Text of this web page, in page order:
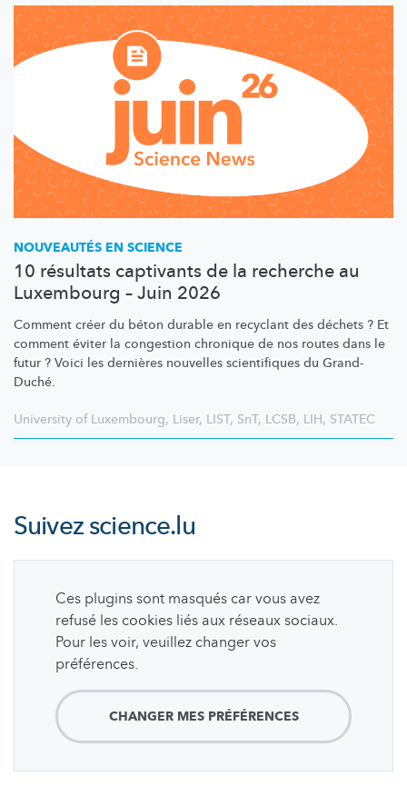
NOUVEAUTÉS EN SCIENCE
10 résultats captivants de la recherche au
Luxembourg – Juin 2026
Comment créer du béton durable en recyclant des déchets ? Et
comment éviter la congestion chronique de nos routes dans le
futur ? Voici les dernières nouvelles scientifiques du Grand-
Duché.
University of Luxembourg, Liser, LIST, SnT, LCSB, LIH, STATEC
Suivezscience.lu
Ces plugins sont masqués car vous avez
refusé les cookies liés aux réseaux sociaux.
Pour les voir, veuillez changer vos
préférences.
CHANGER MES PRÉFÉRENCES